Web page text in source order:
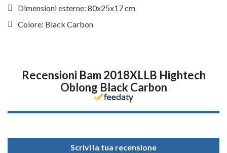
Dimensioni esterne: 80x25x17 cm
Colore: Black Carbon
Recensioni Bam 2018XLLB Hightech
Oblong Black Carbon
Scrivi la tua recensione